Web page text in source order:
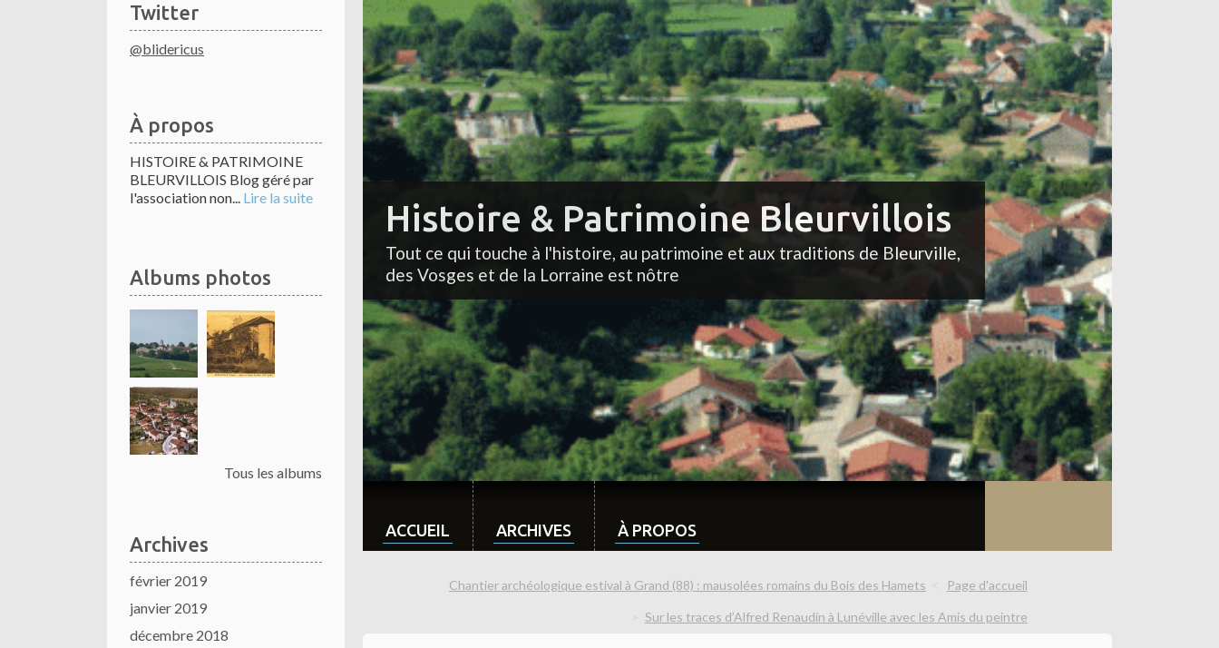
Twitter
@blidericus
À propos
HISTOIRE & PATRIMOINE
BLEURVILLOIS Blog géré par
l'association non... Lire la suite
Albums photos
Tous les albums
Archives
février 2019
janvier 2019
décembre 2018
Histoire & Patrimoine Bleurvillois
Tout ce qui touche à l'histoire, au patrimoine et aux traditions de Bleurville,
des Vosges et de la Lorraine est nôtre
ACCUEIL ARCHIVES À PROPOS
Chantier archéologique estival à Grand (88) : mausolées romains du Bois des Hamets Page d'accueil
Sur les traces d’Alfred Renaudin à Lunéville avec les Amis du peintre